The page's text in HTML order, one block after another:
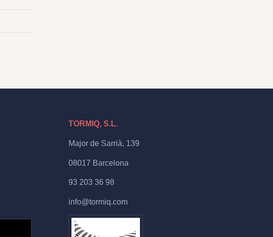
TORMIQ, S.L.
Major de Sarrià, 139
08017 Barcelona
93 203 36 98
info@tormiq.com